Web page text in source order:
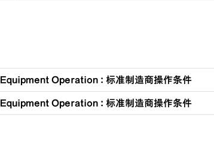
Equipment Operation : 标准制造商操作条件
Equipment Operation : 标准制造商操作条件